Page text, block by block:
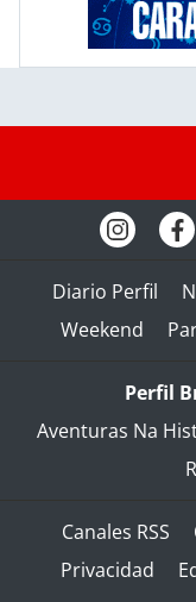
Diario Perfil
Weekend
Perfil
Aventuras Na
Canales RSS
Privacidad